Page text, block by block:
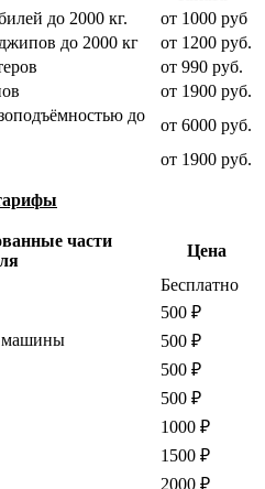
до 2000 кг.
от 1000 руб
до 2000 кг
от 1200 руб.
от 990 руб.
от 1900 руб.
до
от 6000 руб.
от 1900 руб.
части
Цена
Бесплатно
500 ₽
500 ₽
500 ₽
500 ₽
1000 ₽
1500 ₽
2000 ₽